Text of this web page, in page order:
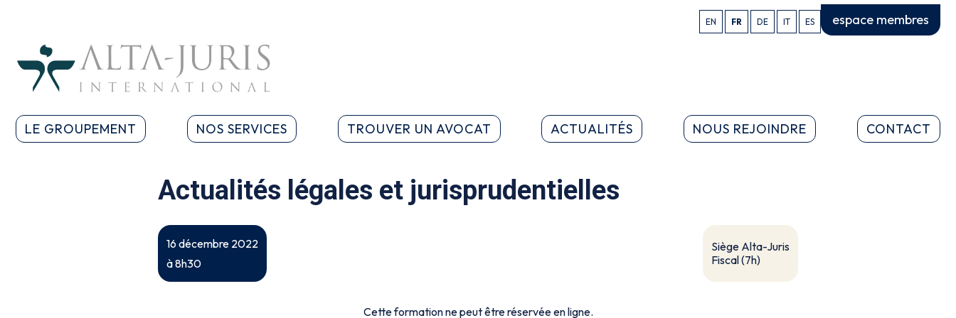
EN FR DE IT ES espace membres
LE GROUPEMENT NOS SERVICES TROUVER UN AVOCAT ACTUALITÉS NOUS REJOINDRE CONTACT
Actualités légales et jurisprudentielles
16 décembre 2022
à 8h30
Siège Alta-Juris
Fiscal (7h)
Cette formation ne peut être réservée en ligne.